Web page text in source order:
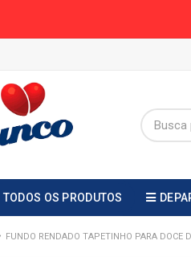
TODOS OS PRODUTOS
FUNDO RENDADO TAPETINHO PARA DOCE